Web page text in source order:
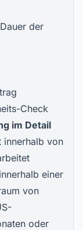
der
Check
im Detail
innerhalb von
einer
von
oder